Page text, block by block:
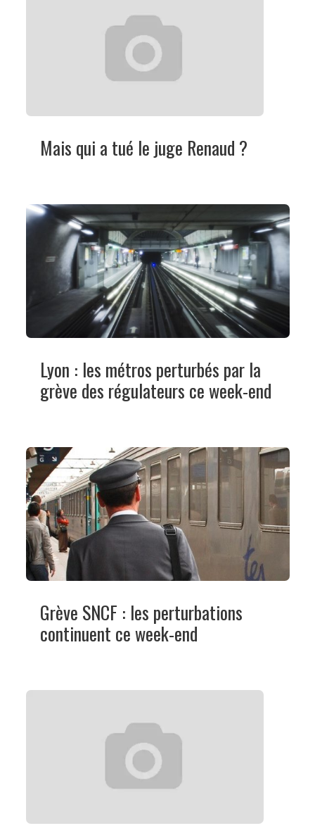
Mais qui a tué le juge Renaud ?
Lyon : les métros perturbés par la
grève des régulateurs ce week-end
Grève SNCF : les perturbations
continuent ce week-end